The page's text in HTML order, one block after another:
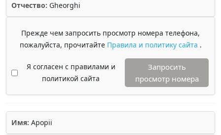
Отчество: Gheorghi
Прежде чем запросить просмотр номера телефона,
пожалуйста, прочитайте Правила и политику сайта .
Я согласен с правилами и
политикой сайта
Запросить
просмотр номера
Имя: Apopii